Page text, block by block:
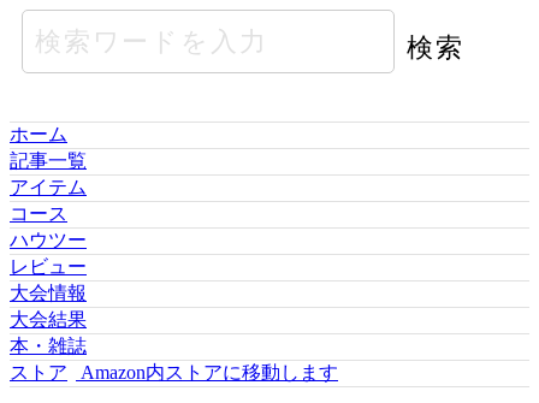
ホーム
記事一覧
アイテム
コース
ハウツー
レビュー
大会情報
大会結果
本・雑誌
ストア
Amazon内ストアに移動します